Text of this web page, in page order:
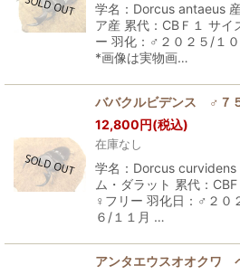
学名：Dorcus antaeus
ア産 累代：CBＦ１ サ
ー 羽化：♂２０２５/１
*画像は実物画…
ババクルビデンス ♂７
12,800円(税込)
在庫なし
学名：Dorcus
ム・ダラット 累代：
♀フリー 羽化日：♂２
６/１１月 …
アンタエウスオオク